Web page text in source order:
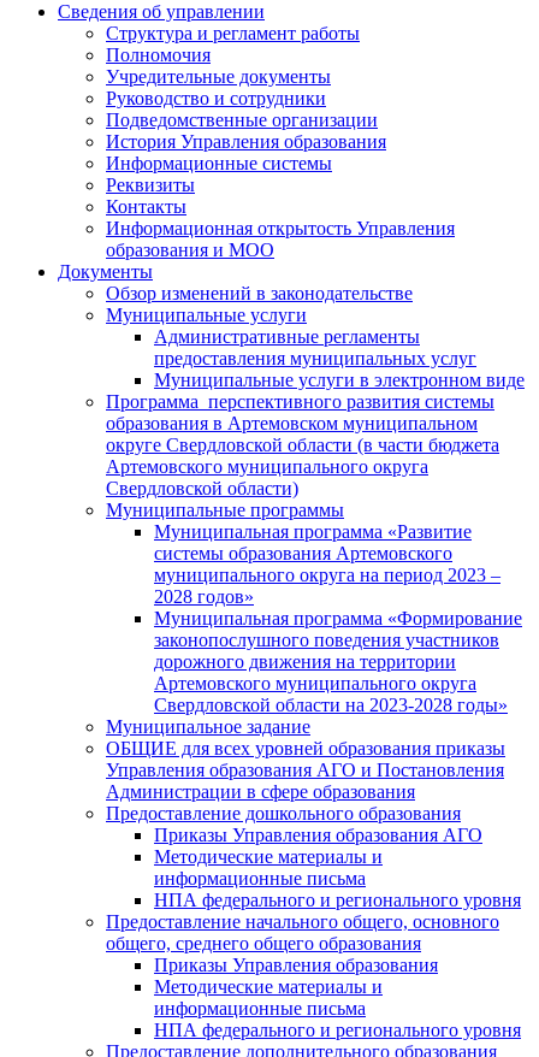
Сведения об управлении
Структура и регламент работы
Полномочия
Учредительные документы
Руководство и сотрудники
Подведомственные организации
История Управления образования
Информационные системы
Реквизиты
Контакты
Информационная открытость Управления
образования и МОО
Документы
Обзор изменений в законодательстве
Муниципальные услуги
Административные регламенты
предоставления муниципальных услуг
Муниципальные услуги в электронном виде
Программа перспективного развития системы
образования в Артемовском муниципальном
округе Свердловской области (в части бюджета
Артемовского муниципального округа
Свердловской области)
Муниципальные программы
Муниципальная программа «Развитие
системы образования Артемовского
муниципального округа на период 2023 –
2028 годов»
Муниципальная программа «Формирование
законопослушного поведения участников
дорожного движения на территории
Артемовского муниципального округа
Свердловской области на 2023-2028 годы»
Муниципальное задание
ОБЩИЕ для всех уровней образования приказы
Управления образования АГО и Постановления
Администрации в сфере образования
Предоставление дошкольного образования
Приказы Управления образования АГО
Методические материалы и
информационные письма
НПА федерального и регионального уровня
Предоставление начального общего, основного
общего, среднего общего образования
Приказы Управления образования
Методические материалы и
информационные письма
НПА федерального и регионального уровня
Предоставление дополнительного образования